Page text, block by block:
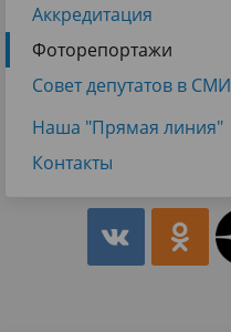
Аккредитация
Фоторепортажи
Совет депутатов в СМИ
Наша "Прямая линия"
Контакты